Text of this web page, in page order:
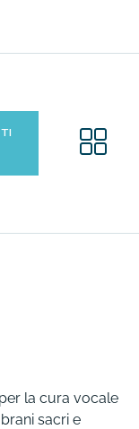
la cura vocale
sacri e